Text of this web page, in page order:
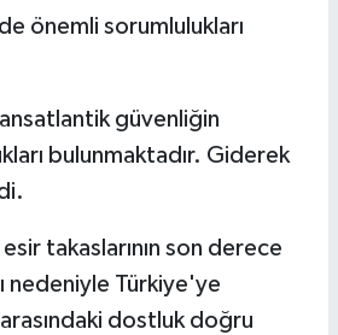
önemli sorumlulukları
güvenliğin
bulunmaktadır. Giderek
takaslarının son derece
nedeniyle Türkiye'ye
dostluk doğru